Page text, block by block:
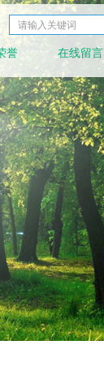
誉 在线留言
设置到对象的实例。